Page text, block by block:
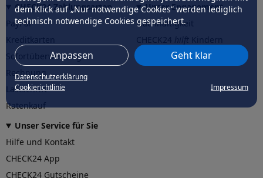
dem Klick auf „Nur notwendige Cookies” werden lediglich
technisch notwendige Cookies gespeichert.
Anpassen Geht klar
Datenschutzerklärung
Cookierichtlinie
Impressum
CHECK24 Zahlungsarten
PayPal
Sofortüberweisung
Rechnung
Lastschrift
Ratenkauf
Unser Engagement
Nachhaltigkeit
CHECK24hilftder Natur
Unser Service für Sie
Hilfe und Kontakt
CHECK24 App
CHECK24 Gutscheine